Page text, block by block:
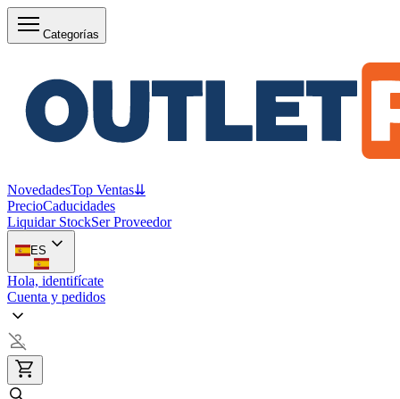
Categorías
NovedadesTop Ventas⇊
PrecioCaducidades
Liquidar StockSer Proveedor
ES
Hola, identifícate
Cuenta y pedidos